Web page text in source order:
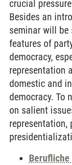
crucial
Besides an
seminar will be
features of
democracy,
representation
domestic and
democracy. To
on salient
representation,